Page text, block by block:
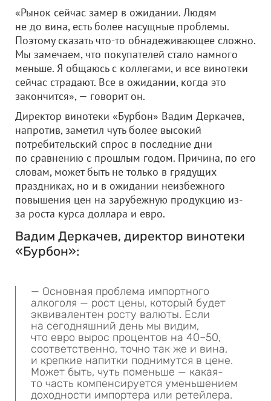
«Рынок сейчас замер в ожидании. Людям
не до вина, есть более насущные проблемы.
Поэтому сказать что-то обнадеживающее сложно.
Мы замечаем, что покупателей стало намного
меньше. Я общаюсь с коллегами, и все винотеки
сейчас страдают. Все в ожидании, когда это
закончится», — говорит он.
Директор винотеки «Бурбон» Вадим Деркачев,
напротив, заметил чуть более высокий
потребительский спрос в последние дни
по сравнению с прошлым годом. Причина, по его
словам, может быть не только в грядущих
праздниках, но и в ожидании неизбежного
повышения цен на зарубежную продукцию из-
за роста курса доллара и евро.
Вадим Деркачев, директор винотеки
«Бурбон»:
— Основная проблема импортного
алкоголя — рост цены, который будет
эквивалентен росту валюты. Если
на сегодняшний день мы видим,
что евро вырос процентов на 40–50,
соответственно, точно так же и вина,
и крепкие напитки поднимутся в цене.
Может быть, чуть поменьше — какая-
то часть компенсируется уменьшением
доходности импортера или ретейлера.